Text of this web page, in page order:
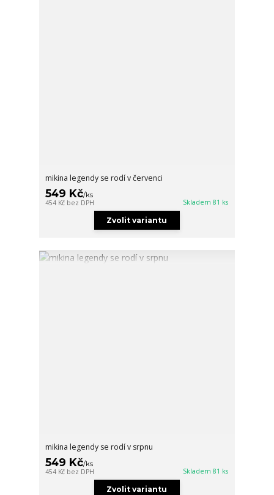
mikina legendy se rodí v červenci
549 Kč/ks
454 Kč bez DPH Skladem 81 ks
Zvolit variantu
mikina legendy se rodí v srpnu
549 Kč/ks
454 Kč bez DPH Skladem 81 ks
Zvolit variantu